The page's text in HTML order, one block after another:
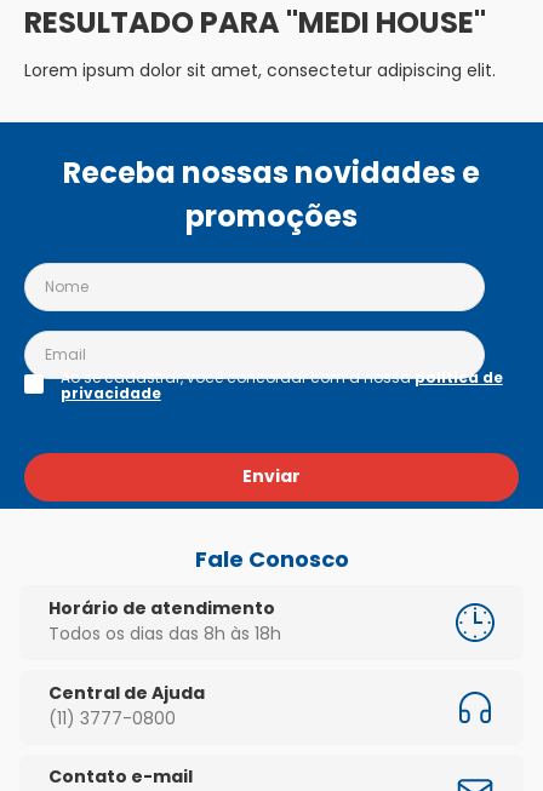
MEDI HOUSE
Lorem ipsum dolor sit amet, consectetur adipiscing elit.
Receba nossas novidades e
promoções
Enviar
Ao se cadastrar, você concordar com a nossapolítica de
privacidade
Fale Conosco
Horário de atendimento
Todos os dias das 8h às 18h
Central de Ajuda
(11) 3777-0800
Contato e-mail